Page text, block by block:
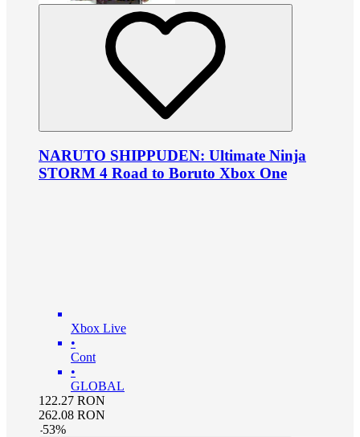
NARUTO SHIPPUDEN: Ultimate Ninja
STORM 4 Road to Boruto Xbox One
Xbox Live
•
Cont
•
GLOBAL
122.27 RON
262.08 RON
-53%